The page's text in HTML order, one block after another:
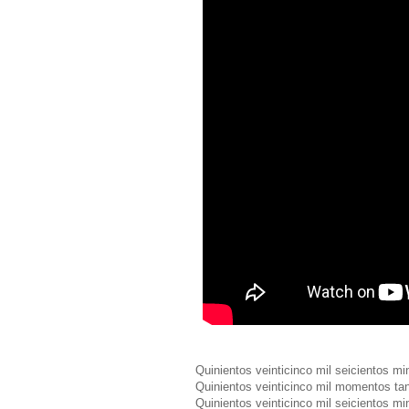
Quinientos veinticinco mil seicientos
Quinientos veinticinco mil momentos
Quinientos veinticinco mil seicientos